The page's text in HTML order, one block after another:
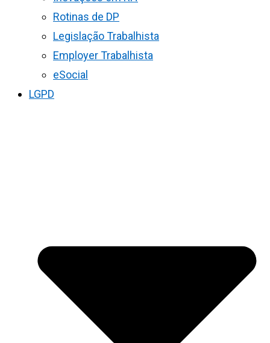
Rotinas de DP
Legislação Trabalhista
Employer Trabalhista
eSocial
LGPD